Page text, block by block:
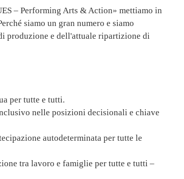
– Performing Arts & Action» mettiamo in
siamo un gran numero e siamo
produzione e dell'attuale ripartizione di
per tutte e tutti.
nelle posizioni decisionali e chiave
autodeterminata per tutte le
tra lavoro e famiglie per tutte e tutti –